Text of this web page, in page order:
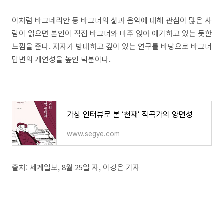
이처럼 바그네리안 등 바그너의 삶과 음악에 대해 관심이 많은 사
람이 읽으면 본인이 직접 바그너와 마주 앉아 얘기하고 있는 듯한
느낌을 준다. 저자가 방대하고 깊이 있는 연구를 바탕으로 바그너
답변의 개연성을 높인 덕분이다.
가상 인터뷰로 본 ‘천재’ 작곡가의 양면성
www.segye.com
출처: 세계일보, 8월 25일 자, 이강은 기자